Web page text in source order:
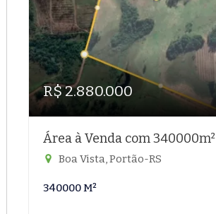
R$ 2.880.000
Área à Venda com 340000m²
Boa Vista, Portão-RS
340000 M²